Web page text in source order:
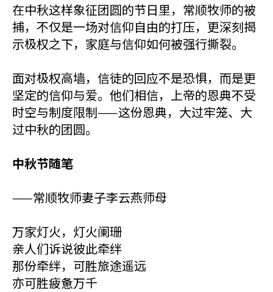
在中秋这样象征团圆的节日里，常顺牧师的被
捕，不仅是一场对信仰自由的打压，更深刻揭
示极权之下，家庭与信仰如何被强行撕裂。
面对极权高墙，信徒的回应不是恐惧，而是更
坚定的信仰与爱。他们相信，上帝的恩典不受
时空与制度限制——这份恩典，大过牢笼、大
过中秋的团圆。
中秋节随笔
——常顺牧师妻子李云燕师母
万家灯火，灯火阑珊
亲人们诉说彼此牵绊
那份牵绊，可胜旅途遥远
亦可胜疲惫万千